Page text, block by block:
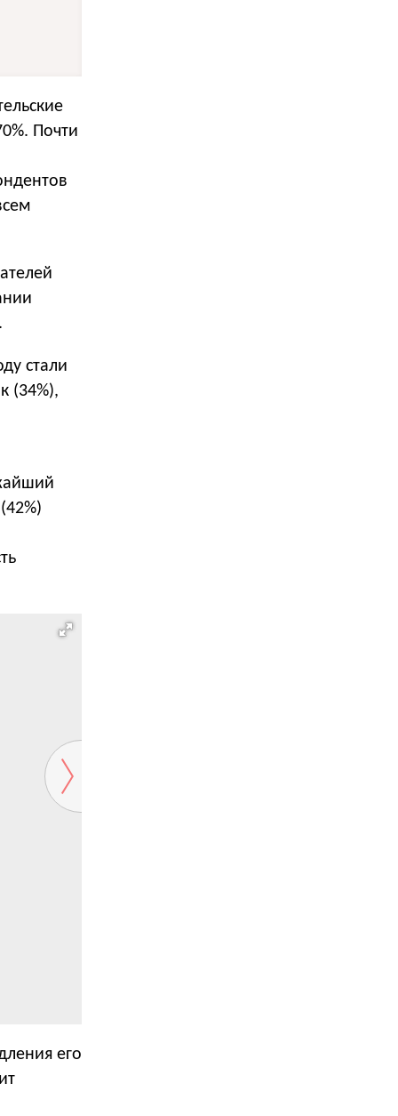
Почти
стали
(34%),
его